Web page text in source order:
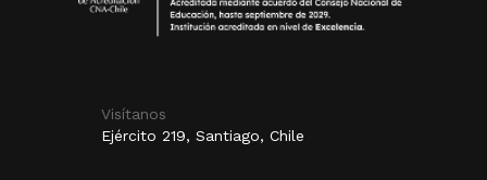
Visítanos
Ejército 219, Santiago, Chile